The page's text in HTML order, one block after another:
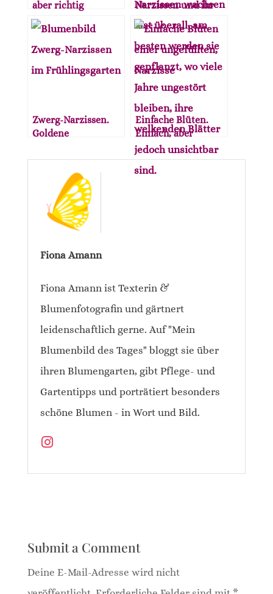
aber richtig
Narzissen und ihr
perfekter Standort
Zwerg-Narzissen.
Goldene
zeitigen Frühjahr.
Einfache Blüten.
Einfach, aber
perfekt.
Fiona Amann
Fiona Amann ist Texterin &
Blumenfotografin und gärtnert
leidenschaftlich gerne. Auf "Mein
Blumenbild des Tages" bloggt sie über
ihren Blumengarten, gibt Pflege- und
Gartentipps und porträtiert besonders
schöne Blumen - in Wort und Bild.
Submit a Comment
Deine E-Mail-Adresse wird nicht